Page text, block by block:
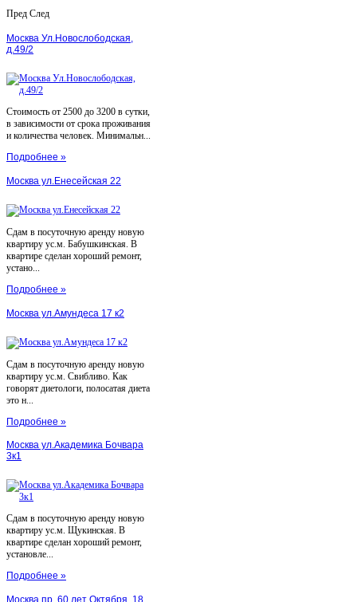
Пред След
Москва Ул.Новослободская,
д.49/2
Стоимость от 2500 до 3200 в сутки,
в зависимости от срока проживания
и количества человек. Минимальн...
Подробнее »
Москва ул.Енесейская 22
Сдам в посуточную аренду новую
квартиру ус.м. Бабушкинская. В
квартире сделан хороший ремонт,
устано...
Подробнее »
Москва ул.Амундеса 17 к2
Сдам в посуточную аренду новую
квартиру ус.м. Свибливо. Как
говорят диетологи, полосатая диета
это н...
Подробнее »
Москва ул.Академика Бочвара
3к1
Сдам в посуточную аренду новую
квартиру ус.м. Щукинская. В
квартире сделан хороший ремонт,
установле...
Подробнее »